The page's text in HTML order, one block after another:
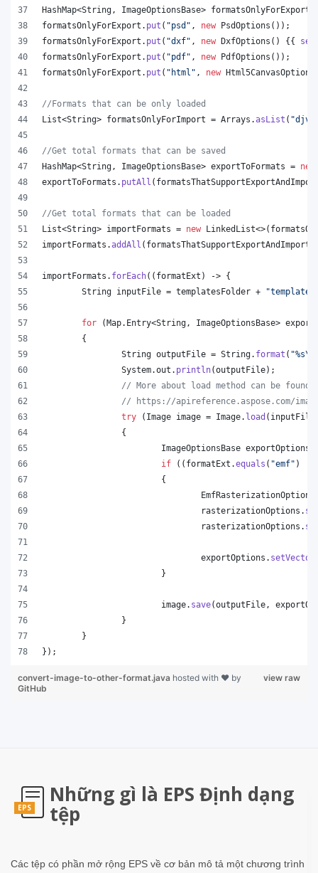
HashMap<String , ImageOptionsBase> formatsOnlyForExport
formatsOnlyForExport . put ( "psd" , new PsdOptions ());
formatsOnlyForExport . put ( "dxf" , new DxfOptions () {{
formatsOnlyForExport . put ( "pdf" , new PdfOptions ());
formatsOnlyForExport . put ( "html" , new Html5CanvasOptions
//Formats that can be only loaded
List<String> formatsOnlyForImport = Arrays .asList (
//Get total formats that can be saved
HashMap<String , ImageOptionsBase> exportToFormats = new
exportToFormats . putAll (
//Get total formats that can be loaded
List<String> importFormats = new LinkedList<>(
importFormats .addAll ( formatsThatSupportExportAndImport
importFormats . forEach(( formatExt ) -> {
String inputFile = templatesFolder +
for (Map. Entry<String , ImageOptionsBase>
	{
String outputFile = String. format ( "%s\\
System.out . println(outputFile);
// More about load method can be found
// https://apireference.aspose.com/
try ( Image image = Image. load ( inputFile
		{
ImageOptionsBase exportOptions
if (( formatExt .equals ( "emf" )
			{
EmfRasterizationOptions
rasterizationOptions .
rasterizationOptions .
exportOptions .
			}
image. save(outputFile ,
		}
	}
});
view raw
convert-image-to-other-format.java hosted with ❤ by
GitHub
EPS
Những gì là EPS Định dạng
tệp
Các tệp có phần mở rộng EPS về cơ bản mô tả một chương trình